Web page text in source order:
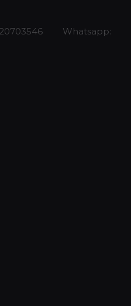
Whatsapp: